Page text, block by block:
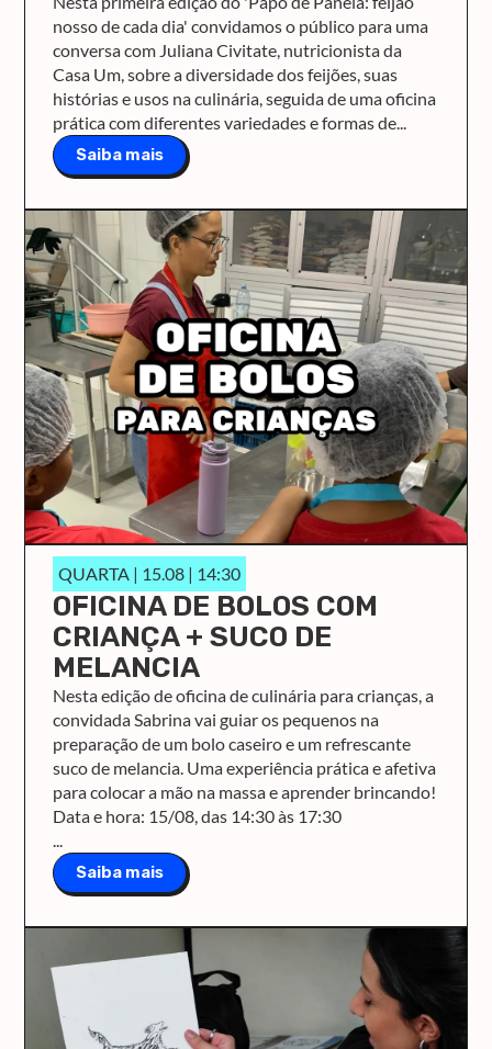
nosso de cada dia' convidamos o público para uma
conversa com Juliana Civitate, nutricionista da
Casa Um, sobre a diversidade dos feijões, suas
histórias e usos na culinária, seguida de uma oficina
prática com diferentes variedades e formas de...
Saiba mais
QUARTA | 15.08 | 14:30
OFICINA DE BOLOS COM
CRIANÇA + SUCO DE
MELANCIA
Nesta edição de oficina de culinária para crianças, a
convidada Sabrina vai guiar os pequenos na
preparação de um bolo caseiro e um refrescante
suco de melancia. Uma experiência prática e afetiva
para colocar a mão na massa e aprender brincando!
Data e hora: 15/08, das 14:30 às 17:30
Saiba mais